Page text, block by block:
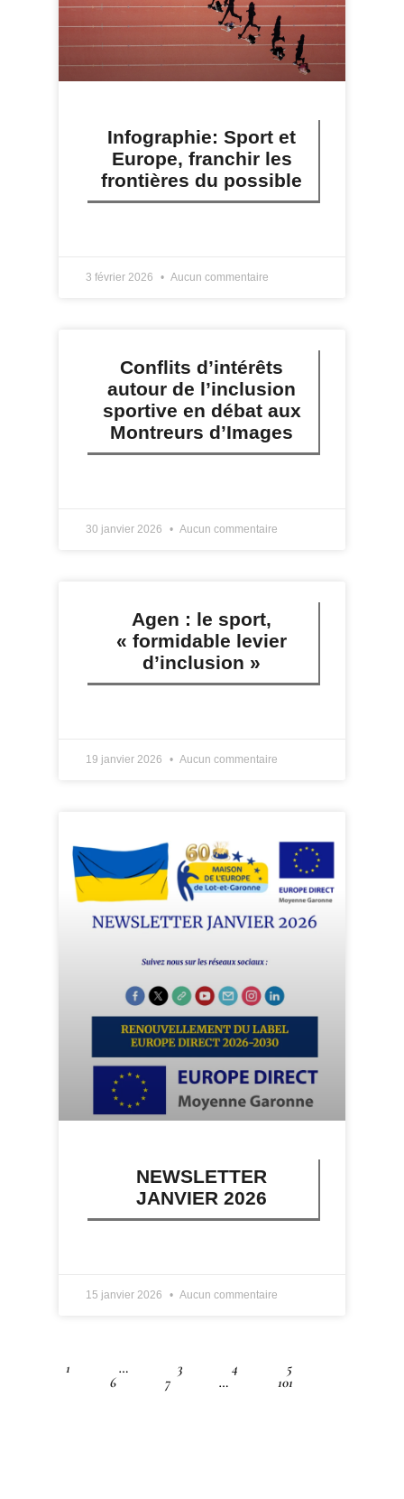
Infographie: Sport et
Europe, franchir les
frontières du possible
3 février 2026 Aucun commentaire
Conflits d’intérêts
autour de l’inclusion
sportive en débat aux
Montreurs d’Images
30 janvier 2026 Aucun commentaire
Agen : le sport,
« formidable levier
d’inclusion »
19 janvier 2026 Aucun commentaire
NEWSLETTER
JANVIER 2026
15 janvier 2026 Aucun commentaire
1 … 3 4
5
6
7 … 101